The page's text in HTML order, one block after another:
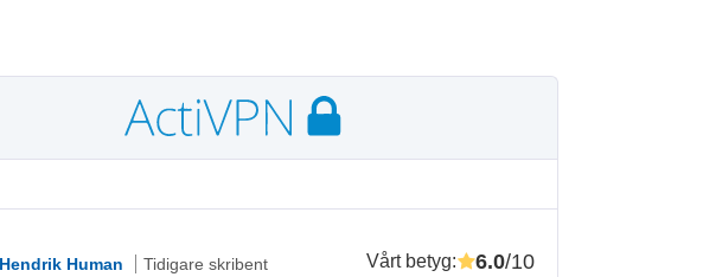
Hendrik Human Tidigare skribent Vårt betyg: 6.0/10